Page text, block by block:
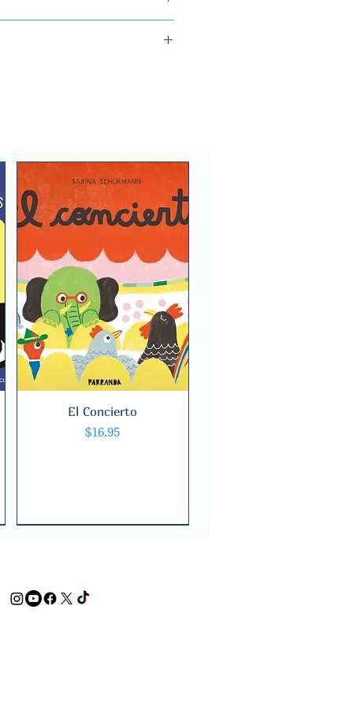
Quick View
El Concierto
Price
$16.95